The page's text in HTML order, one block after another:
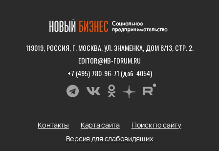
119019, РОССИЯ, Г. МОСКВА, УЛ. ЗНАМЕНКА, ДОМ 8/13, СТР. 2.
EDITOR@NB-FORUM.RU
+7 (495) 780-96-71 (доб. 4054)
Контакты Карта сайта
Поиск по сайту
Версия для слабовидящих